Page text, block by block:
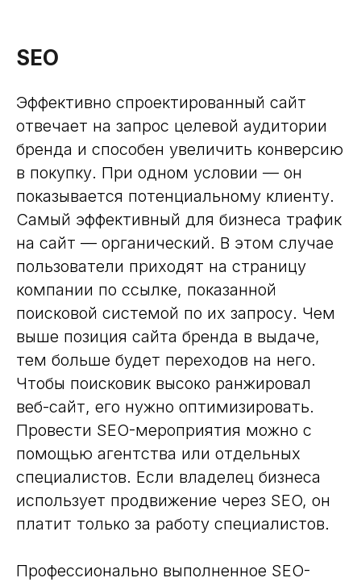
SEO
Эффективно спроектированный сайт
отвечает на запрос целевой аудитории
бренда и способен увеличить конверсию
в покупку. При одном условии — он
показывается потенциальному клиенту.
Самый эффективный для бизнеса трафик
на сайт — органический. В этом случае
пользователи приходят на страницу
компании по ссылке, показанной
поисковой системой по их запросу. Чем
выше позиция сайта бренда в выдаче,
тем больше будет переходов на него.
Чтобы поисковик высоко ранжировал
веб-сайт, его нужно оптимизировать.
Провести SEO-мероприятия можно с
помощью агентства или отдельных
специалистов. Если владелец бизнеса
использует продвижение через SEO, он
платит только за работу специалистов.
Профессионально выполненное SEO-